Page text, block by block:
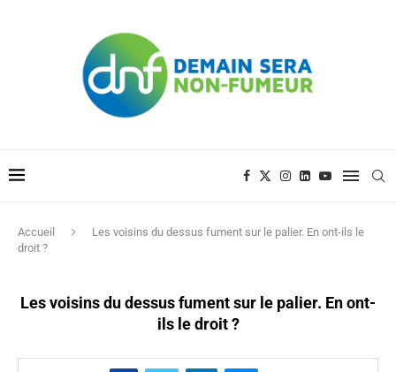
Accueil
Les voisins du dessus fument sur le palier. En ont-ils le
droit ?
Les voisins du dessus fument sur le palier. En ont-
ils le droit ?